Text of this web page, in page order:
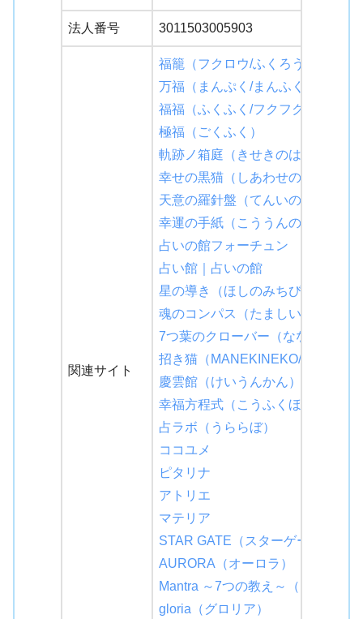
法人番号 3011503005903
関連サイト
福籠（フクロウ/ふくろう）
万福（まんぷく/まんふく）
福福（ふくふく/フクフク/fukufuku
極福（ごくふく）
軌跡ノ箱庭（きせきのはこにわ）
幸せの黒猫（しあわせのくろねこ
天意の羅針盤（てんいのらしんば
幸運の手紙（こううんのてがみ）
占いの館フォーチュン
占い館｜占いの館
星の導き（ほしのみちびき）
魂のコンパス（たましいのこんぱ
7つ葉のクローバー（ななつばの
招き猫（MANEKINEKO/まねきね
慶雲館（けいうんかん）
幸福方程式（こうふくほうていし
占ラボ（うららぼ）
ココユメ
ピタリナ
アトリエ
マテリア
STAR GATE（スターゲート）
AURORA（オーロラ）
Mantra ～7つの教え～（マントラ
gloria（グロリア）